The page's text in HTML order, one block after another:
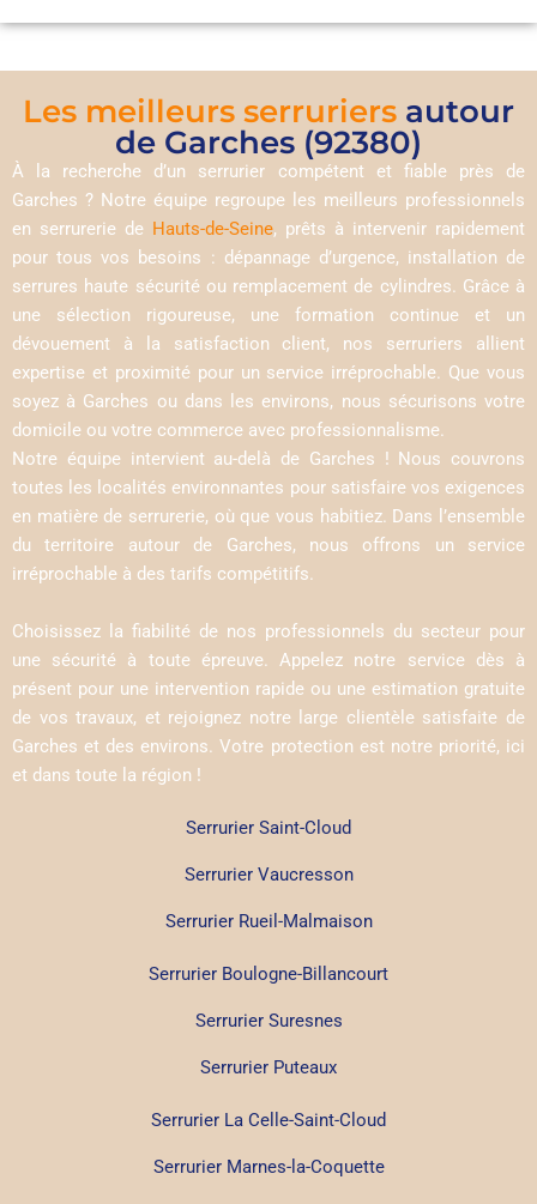
Les meilleurs serruriers autour
de Garches (92380)
À la recherche d’un serrurier compétent et fiable près de
Garches ? Notre équipe regroupe les meilleurs professionnels
en serrurerie de Hauts-de-Seine, prêts à intervenir rapidement
pour tous vos besoins : dépannage d’urgence, installation de
serrures haute sécurité ou remplacement de cylindres. Grâce à
une sélection rigoureuse, une formation continue et un
dévouement à la satisfaction client, nos serruriers allient
expertise et proximité pour un service irréprochable. Que vous
soyez à Garches ou dans les environs, nous sécurisons votre
domicile ou votre commerce avec professionnalisme.
Notre équipe intervient au-delà de Garches ! Nous couvrons
toutes les localités environnantes pour satisfaire vos exigences
en matière de serrurerie, où que vous habitiez. Dans l’ensemble
du territoire autour de Garches, nous offrons un service
irréprochable à des tarifs compétitifs.
Choisissez la fiabilité de nos professionnels du secteur pour
une sécurité à toute épreuve. Appelez notre service dès à
présent pour une intervention rapide ou une estimation gratuite
de vos travaux, et rejoignez notre large clientèle satisfaite de
Garches et des environs. Votre protection est notre priorité, ici
et dans toute la région !
Serrurier Saint-Cloud
Serrurier Vaucresson
Serrurier Rueil-Malmaison
Serrurier Boulogne-Billancourt
Serrurier Suresnes
Serrurier Puteaux
Serrurier La Celle-Saint-Cloud
Serrurier Marnes-la-Coquette